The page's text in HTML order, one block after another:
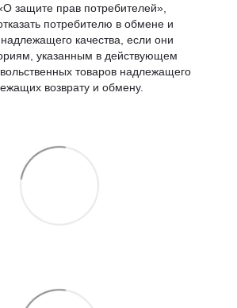
защите прав потребителей»,
потребителю в обмене и
надлежащего качества, если они
указанным в действующем
товаров надлежащего
возврату и обмену.